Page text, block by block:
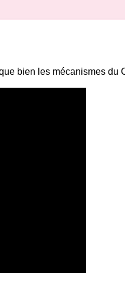
bien les mécanismes